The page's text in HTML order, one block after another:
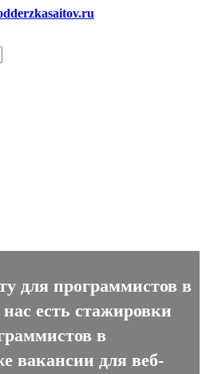
для программистов в
есть стажировки
в
вакансии для веб-